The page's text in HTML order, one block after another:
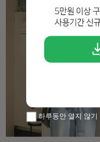
하루동안 열지 않기